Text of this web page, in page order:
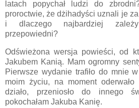
latach popychał ludzi do
proroctwie, że dżihadyści uznali je
i dlaczego najbardziej
przepowiedni?
Odświeżona wersja powieści, od
Jakubem Kanią. Mam ogromny
Pierwsze wydanie trafiło do mnie
moim życiu, na moment
działo, przeniosło do innego
pokochałam Jakuba Kanię.